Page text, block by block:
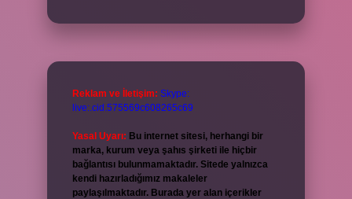
Reklam ve İletişim: Skype:
live:.cid.575569c608265c69
Yasal Uyarı: Bu internet sitesi, herhangi bir
marka, kurum veya şahıs şirketi ile hiçbir
bağlantısı bulunmamaktadır. Sitede yalnızca
kendi hazırladığımız makaleler
paylaşılmaktadır. Burada yer alan içerikler